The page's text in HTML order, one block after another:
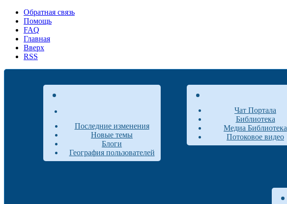
Обратная связь
Помощь
FAQ
Главная
Вверх
RSS
Последние изменения
Новые темы
Блоги
География пользователей
Чат Портала
Библиотека
Медиа Библиотека
Потоковое видео